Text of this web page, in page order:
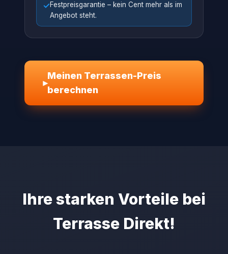
✓Festpreisgarantie – kein Cent mehr als im
Angebot steht.
▸
Meinen Terrassen-Preis
berechnen
Ihre starken Vorteile bei
Terrasse Direkt!